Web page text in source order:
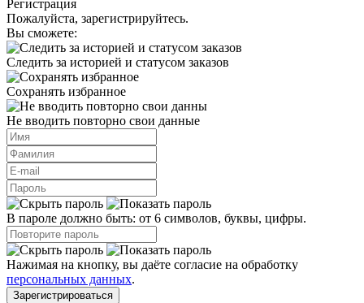
Регистрация
Пожалуйста, зарегистрируйтесь.
Вы сможете:
Следить за историей и статусом заказов
Сохранять избранное
Не вводить повторно свои данные
В пароле должно быть: от 6 символов, буквы, цифры.
Нажимая на кнопку, вы даёте согласие на обработку
персональных данных.
Зарегистрироваться